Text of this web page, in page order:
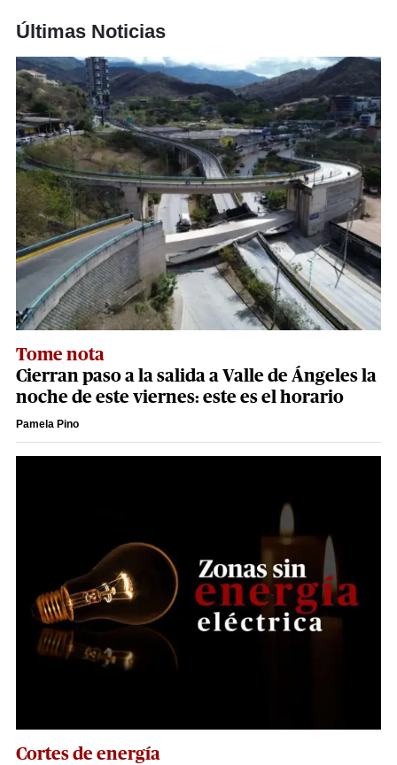
Últimas Noticias
Tome nota
Cierran paso a la salida a Valle de Ángeles la
noche de este viernes: este es el horario
Pamela Pino
Cortes de energía